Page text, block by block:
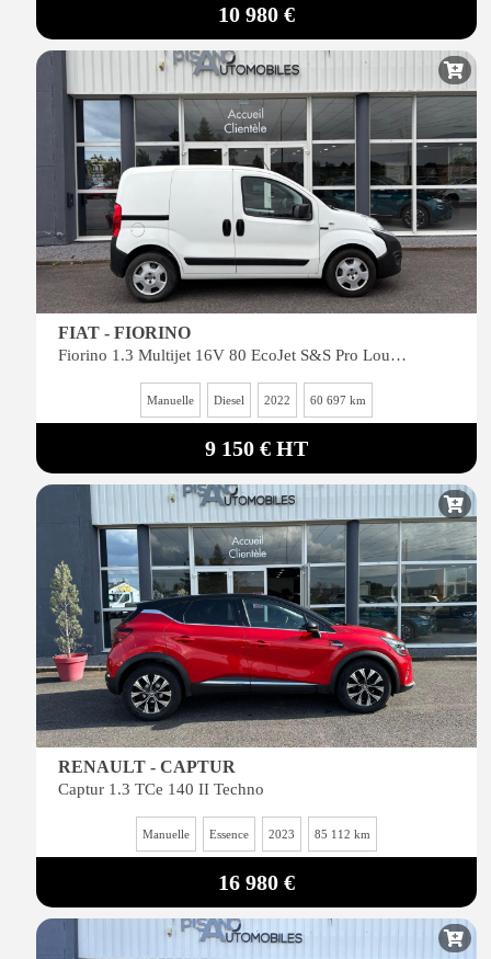
10 980 €
FIAT - FIORINO
Fiorino 1.3 Multijet 16V 80 EcoJet S&S Pro Lounge
Manuelle Diesel 2022 60 697 km
9 150 € HT
RENAULT - CAPTUR
Captur 1.3 TCe 140 II Techno
Manuelle Essence 2023 85 112 km
16 980 €